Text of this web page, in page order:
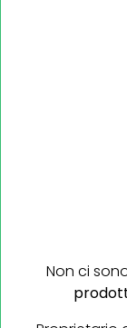
Non ci